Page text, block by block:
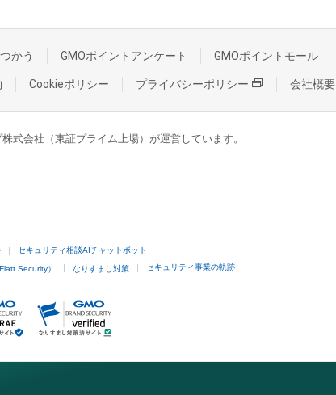
かう GMOポイントアンケート GMOポイントモール
Cookieポリシー プライバシーポリシー 会社概要
式会社（東証プライム上場）が運営しています。
セキュリティ相談AIチャットボット
Security） なりすまし対策 セキュリティ事業の軌跡